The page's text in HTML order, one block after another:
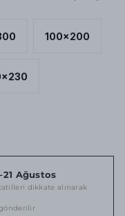
100x200
Ağustos
dikkate alınarak